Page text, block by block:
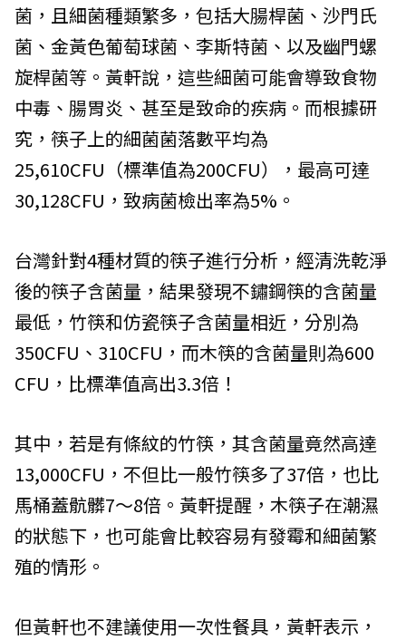
菌，且細菌種類繁多，包括大腸桿菌、沙門氏
菌、金黃色葡萄球菌、李斯特菌、以及幽門螺
旋桿菌等。黃軒說，這些細菌可能會導致食物
中毒、腸胃炎、甚至是致命的疾病。而根據研
究，筷子上的細菌菌落數平均為
25,610CFU（標準值為200CFU），最高可達
30,128CFU，致病菌檢出率為5%。
台灣針對4種材質的筷子進行分析，經清洗乾淨
後的筷子含菌量，結果發現不鏽鋼筷的含菌量
最低，竹筷和仿瓷筷子含菌量相近，分別為
350CFU、310CFU，而木筷的含菌量則為600
CFU，比標準值高出3.3倍！
其中，若是有條紋的竹筷，其含菌量竟然高達
13,000CFU，不但比一般竹筷多了37倍，也比
馬桶蓋骯髒7～8倍。黃軒提醒，木筷子在潮濕
的狀態下，也可能會比較容易有發霉和細菌繁
殖的情形。
但黃軒也不建議使用一次性餐具，黃軒表示，